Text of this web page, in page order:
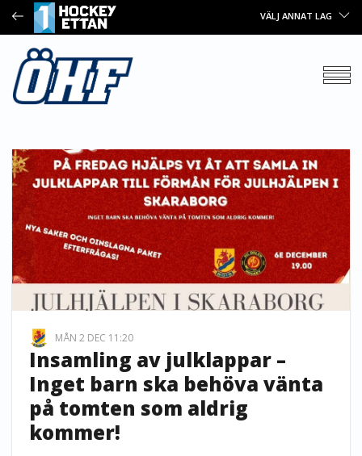
VÄLJ ANNAT LAG
MÅN 2 DEC 11:20
Insamling av julklappar –
Inget barn ska behöva vänta
på tomten som aldrig
kommer!